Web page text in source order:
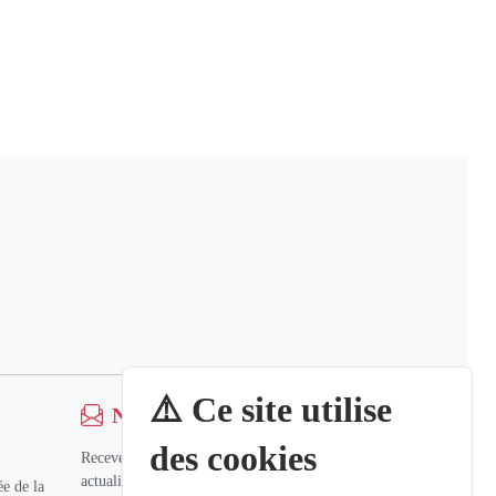
⚠️ Ce site utilise
des cookies
de la
Newsletter
Recevez nos dernières informations et
actualités.